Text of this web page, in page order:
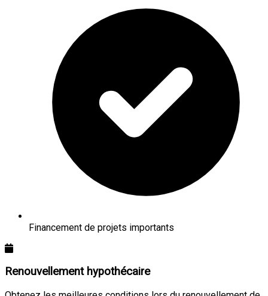
Financement de projets importants
Renouvellement hypothécaire